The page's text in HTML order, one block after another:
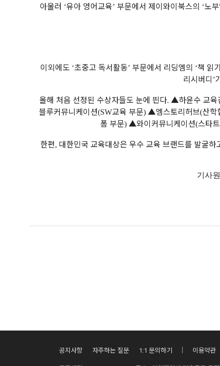
아울러 ‘유아 영어교육’ 부문에서 제이와이북스의 ‘노
이외에도 ‘초중고 독서활동’ 부문에서 리딩엠의 ‘책 읽
리시버디 ’
올해 처음 선정된 수상자들도 눈에 띈다. ▲하윤수 교
블루커뮤니케이션(SW교육 부문) ▲엠스토리허브(산학
폼 부문) ▲와이커뮤니케이션(스타
한편, 대한민국 교육대상은 우수 교육 브랜드를 발굴
기사
공지사항 자주하는 질문 1:1 문의하기 이용약관